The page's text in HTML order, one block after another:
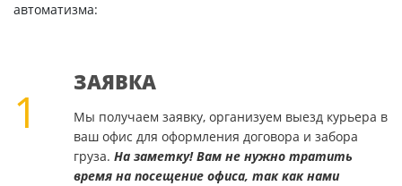
автоматизма:
1
ЗАЯВКА
Мы получаем заявку, организуем выезд курьера в
ваш офис для оформления договора и забора
груза. На заметку! Вам не нужно тратить
время на посещение офиса, так как нами